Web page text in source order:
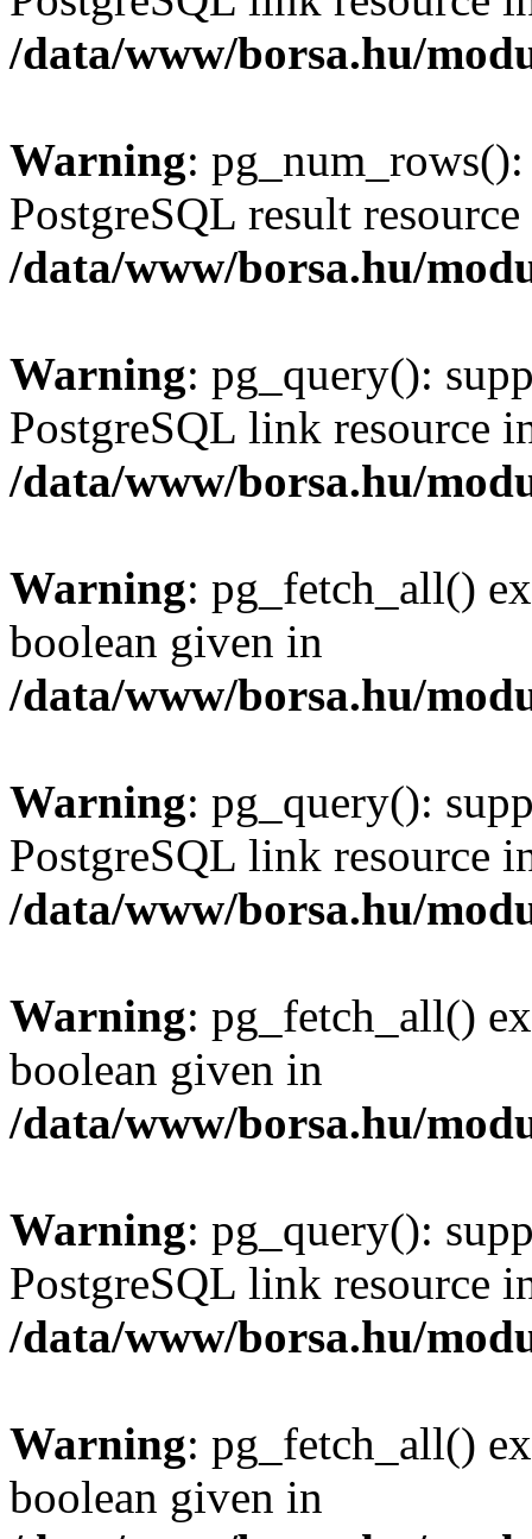
/data/www/borsa.hu/
Warning:
PostgreSQL result
/data/www/borsa.hu/
Warning: pg_query():
PostgreSQL link resource
/data/www/borsa.hu/
Warning: pg_fetch_all()
boolean given in
/data/www/borsa.hu/
Warning: pg_query():
PostgreSQL link resource
/data/www/borsa.hu/
Warning: pg_fetch_all()
boolean given in
/data/www/borsa.hu/
Warning: pg_query():
PostgreSQL link resource
/data/www/borsa.hu/
Warning: pg_fetch_all()
boolean given in